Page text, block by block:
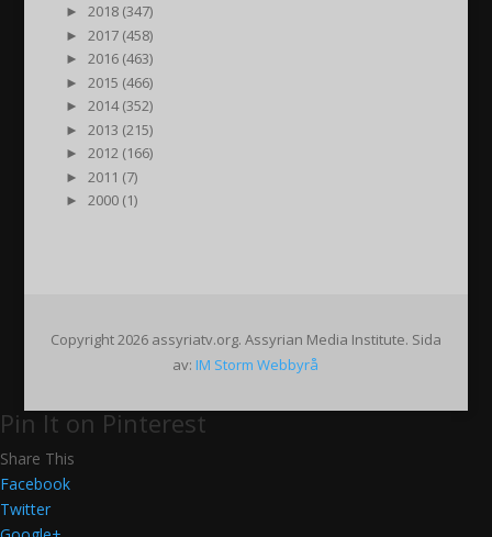
►
2018 (347)
►
2017 (458)
►
2016 (463)
►
2015 (466)
►
2014 (352)
►
2013 (215)
►
2012 (166)
►
2011 (7)
►
2000 (1)
Copyright 2026 assyriatv.org. Assyrian Media Institute. Sida
av: IM Storm Webbyrå
Pin It on Pinterest
Share This
Facebook
Twitter